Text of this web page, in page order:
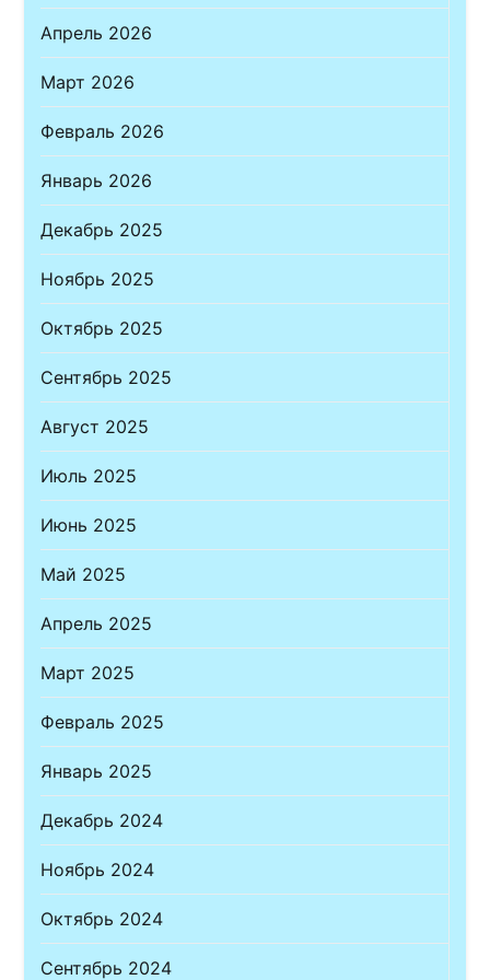
Апрель 2026
Март 2026
Февраль 2026
Январь 2026
Декабрь 2025
Ноябрь 2025
Октябрь 2025
Сентябрь 2025
Август 2025
Июль 2025
Июнь 2025
Май 2025
Апрель 2025
Март 2025
Февраль 2025
Январь 2025
Декабрь 2024
Ноябрь 2024
Октябрь 2024
Сентябрь 2024